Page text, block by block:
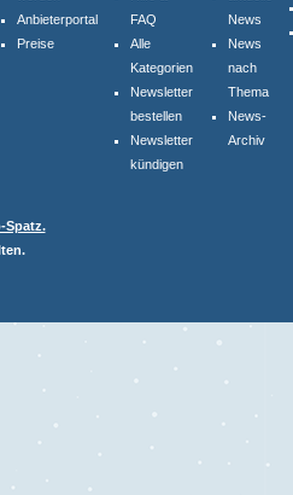
und erhalten Sie eine Email, wenn ein
unserem Marktplatz eingestellt wird.
Jetzt selbst aktiv werden!
Anbieterportal
Preise
FAQ
Alle
Kategorien
Newsletter
bestellen
Newsletter
kündigen
News
News
nach
Thema
News-
Archiv
Spatz.